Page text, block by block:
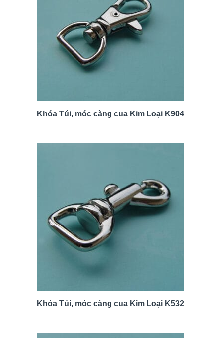
Khóa Túi, móc càng cua Kim Loại K904
Khóa Túi, móc càng cua Kim Loại K532